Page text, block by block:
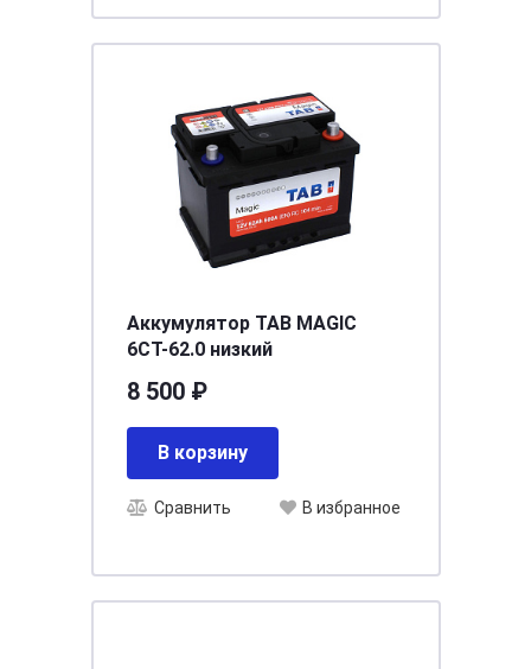
Аккумулятор TAB MAGIC
6СТ-62.0 низкий
8 500 ₽
В корзину
Сравнить В избранное